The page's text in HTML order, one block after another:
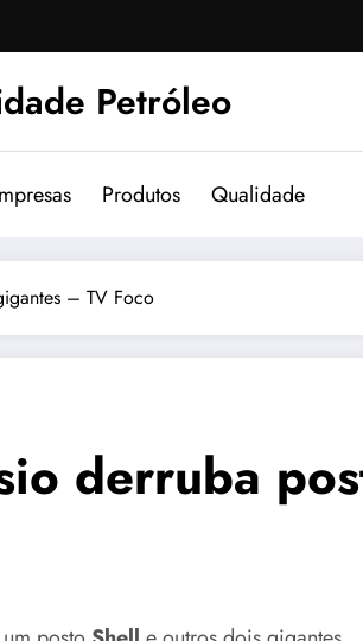
Petróleo
Produtos Qualidade
– TV Foco
derruba